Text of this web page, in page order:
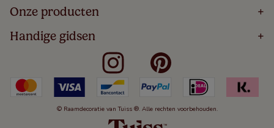
Bestellen
Winacties
Veelgestelde Vragen
Volg Je Bestelling
Levering
5 Jaar Garantie
Algemene Voorwaarden
Kindveiligheid
Cookies
Herroepingsrecht
Onze producten +
Houten Jaloezieën
Rolgordijnen
Verticale Jaloezieën
Duo Rolgordijnen
Duo Plisségordijnen
Handige gidsen +
Meten Voor Raamdecoratie
Badkamer Raamdecoratie
Slaapkamer Raamdecoratie
Keuken Raamdecoratie
De Jaloezieën Gids
© Raamdecoratie van Tuiss ®. Alle rechten voorbehouden.